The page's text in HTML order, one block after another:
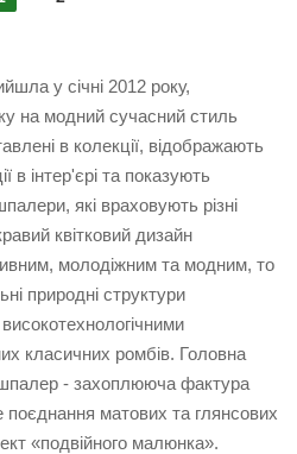
у січні 2012 року,
на модний сучасний стиль
в колекції, відображають
в інтер'єрі та показують
які враховують різні
квітковий дизайн
молодіжним та модним, то
природні структури
класичних ромбів. Головна
шпалер - захоплююча фактура
поєднання матових та глянсових
«подвійного малюнка».